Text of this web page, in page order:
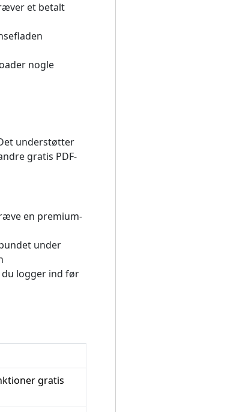
et betalt
nogle
understøtter
gratis PDF-
en premium-
under
logger ind før
gratis